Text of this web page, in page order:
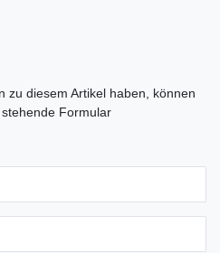
zu diesem Artikel haben, können
Formular